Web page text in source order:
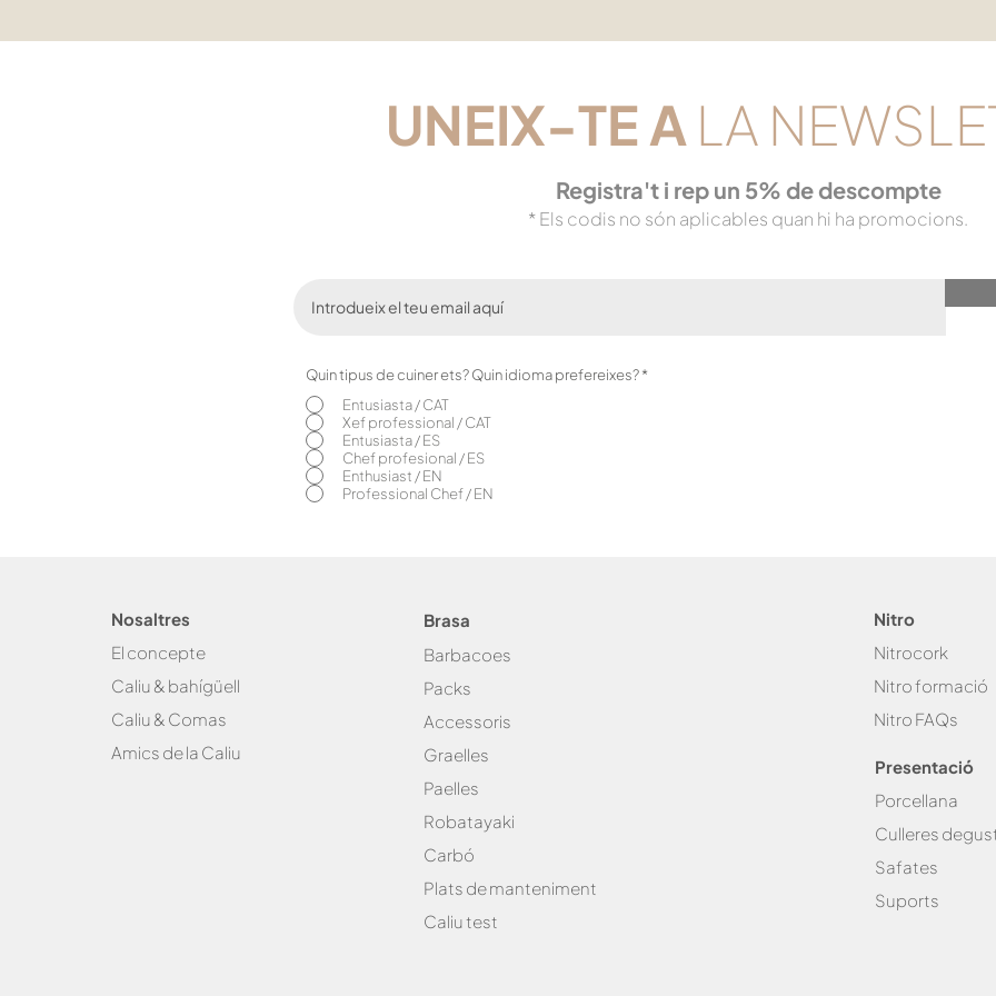
UNEIX-TEA LA
Registra't i rep un 5% de descompte
* Els codis no són aplicables quan hi ha promocions.
Quin tipus de cuiner ets? Quin idioma prefereixes?*
Entusiasta / CAT
Xef professional / CAT
Entusiasta / ES
Chef profesional / ES
Enthusiast / EN
Professional Chef / EN
Nosaltres
El concepte
Caliu & bahígüell
Caliu & Comas
Amics de la Caliu
Brasa
Barbacoes
Packs
Accessoris
Graelles
Paelles
Robatayaki
Carbó
Plats de manteniment
Caliu test
Nitro
Nitrocork
Nitro formació
Nitro FAQs
Presentació
Porcellana
Culleres
Safates
Suports